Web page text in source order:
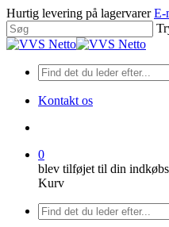
Spring
til
hovedindhold
Hurtig levering på lagervarer E-
Luk
Kontakt os
0
blev tilføjet til din
Kurv
Menu